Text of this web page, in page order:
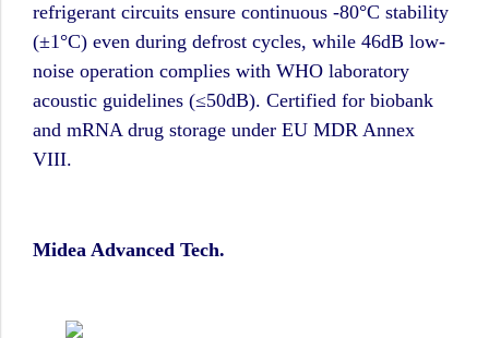
refrigerant circuits ensure continuous -80°C stability
(±1°C) even during defrost cycles, while 46dB low-
noise operation complies with WHO laboratory
acoustic guidelines (≤50dB). Certified for biobank
and mRNA drug storage under EU MDR Annex
VIII.
Midea Advanced Tech.